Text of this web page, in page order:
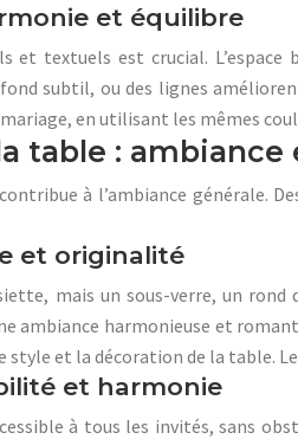
et équilibre
et textuels est crucial.
subtil, ou des lignes
en utilisant les mêmes
table : ambiance
à l’ambiance générale.
et originalité
mais un sous-verre, un
ambiance harmonieuse et
et la décoration de la table.
et harmonie
à tous les invités, sans